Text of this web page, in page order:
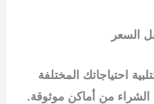
السعر
احتياجاتك المختلفة
الشراء من أماكن موثوقة.